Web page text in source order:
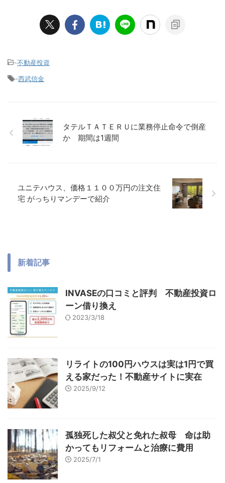
-不動産投資
-西武信金
タテルＴＡＴＥＲＵに業務停止命令で倒産
か 期間は1週間
ユニテハウス、価格１１００万円の注文住
宅 がっちりマンデーで紹介
新着記事
INVASEの口コミと評判 不動産投資ロ
ーン借り換え
2023/3/18
リライトの100円ハウスは実は1円で買
える家だった！不動産サイトに実在
2025/9/12
孤独死した叔父と免れた叔母 命は助
かってもリフォームと治療に費用
2025/7/1